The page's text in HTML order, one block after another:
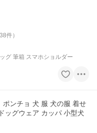
38件）
グ 筆箱 スマホショルダー
ポンチョ 犬 服 犬の服 着せ
ッグウェア カッパ 小型犬